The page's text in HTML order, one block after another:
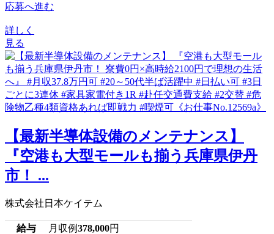
応募へ進む
詳しく
見る
【最新半導体設備のメンテナンス】
『空港も大型モールも揃う兵庫県伊丹
市！ ...
株式会社日本ケイテム
給与 月収例378,000円